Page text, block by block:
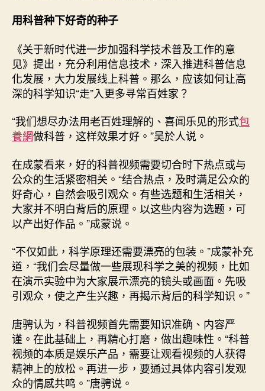
用科普种下好奇的种子
《关于新时代进一步加强科学技术普及工作的意
见》提出，充分利用信息技术，深入推进科普信息
化发展，大力发展线上科普。那么，应该如何让高
深的科学知识“走”入更多寻常百姓家？
“我们想尽办法用老百姓理解的、喜闻乐见的形式包
養網做科普，这样效果才好。”吴於人说。
在成蒙看来，好的科普视频需要切合时下热点或与
公众的生活紧密相关。“结合热点，及时满足公众的
好奇心，自然会吸引观众。有些选题和生活相关，
大家并不明白背后的原理。以这些内容为选题，可
以产出好作品。”成蒙说。
“不仅如此，科学原理还需要漂亮的包装。”成蒙补充
道，“我们会尽量做一些展现科学之美的视频，比如
在演示实验中为大家展示漂亮的镜头或画面。先吸
引观众，使之产生兴趣，再揭示背后的科学知识。”
唐骋认为，科普视频首先需要知识准确、内容严
谨。在此基础上，再精心打磨，做出趣味性。“科普
视频的本质是娱乐产品，需要让观看视频的人获得
精神上的放松。再进一步，要通过具体内容引发观
众的情感共鸣。”唐骋说。